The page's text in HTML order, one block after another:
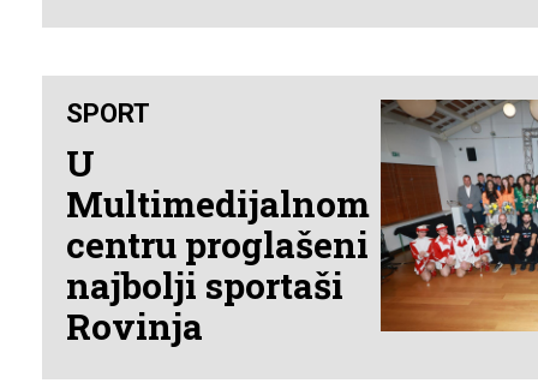
SPORT
U
Multimedijalnom
centru proglašeni
najbolji sportaši
Rovinja